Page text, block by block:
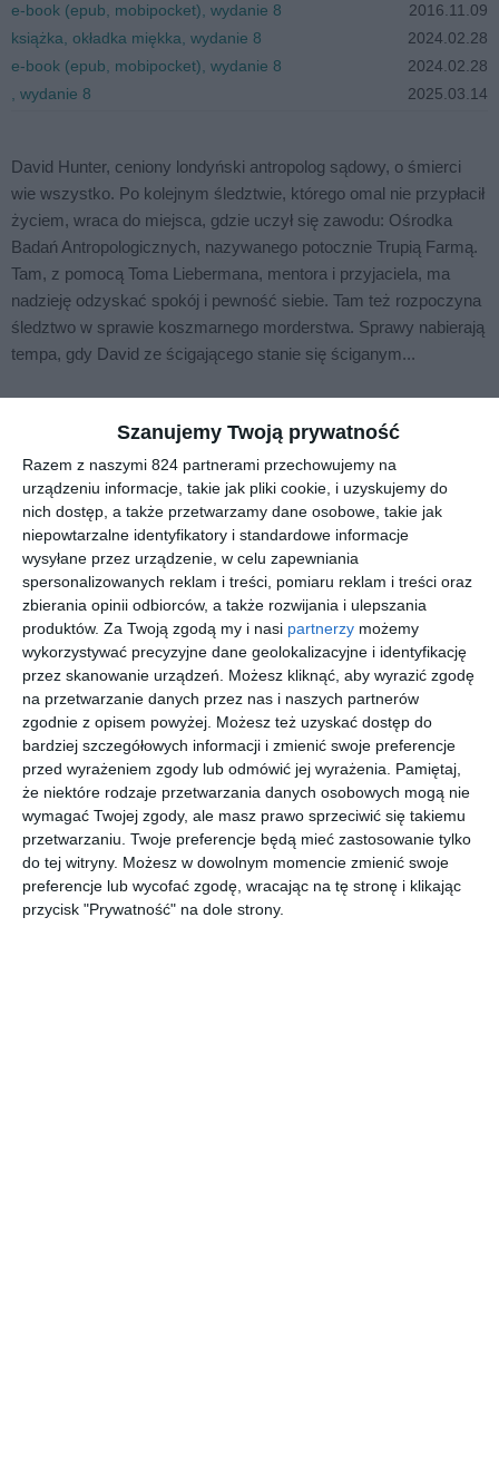
Szanujemy Twoją prywatność
Razem z naszymi 824 partnerami przechowujemy na
urządzeniu informacje, takie jak pliki cookie, i uzyskujemy do
nich dostęp, a także przetwarzamy dane osobowe, takie jak
niepowtarzalne identyfikatory i standardowe informacje
wysyłane przez urządzenie, w celu zapewniania
spersonalizowanych reklam i treści, pomiaru reklam i treści oraz
zbierania opinii odbiorców, a także rozwijania i ulepszania
produktów. Za Twoją zgodą my i nasi partnerzy możemy
wykorzystywać precyzyjne dane geolokalizacyjne i identyfikację
przez skanowanie urządzeń. Możesz kliknąć, aby wyrazić zgodę
na przetwarzanie danych przez nas i naszych partnerów
zgodnie z opisem powyżej. Możesz też uzyskać dostęp do
bardziej szczegółowych informacji i zmienić swoje preferencje
przed wyrażeniem zgody lub odmówić jej wyrażenia.
Pamiętaj,
że niektóre rodzaje przetwarzania danych osobowych mogą nie
wymagać Twojej zgody, ale masz prawo sprzeciwić się takiemu
przetwarzaniu. Twoje preferencje będą mieć zastosowanie tylko
do tej witryny. Możesz w dowolnym momencie zmienić swoje
preferencje lub wycofać zgodę, wracając na tę stronę i klikając
przycisk "Prywatność" na dole strony.
e-book (epub, mobipocket), wydanie 8
2016.11.09
książka, okładka miękka, wydanie 8
2024.02.28
e-book (epub, mobipocket), wydanie 8
2024.02.28
, wydanie 8
2025.03.14
David Hunter, ceniony londyński antropolog sądowy, o śmierci
wie wszystko. Po kolejnym śledztwie, którego omal nie przypłacił
życiem, wraca do miejsca, gdzie uczył się zawodu: Ośrodka
Badań Antropologicznych, nazywanego potocznie Trupią Farmą.
Tam, z pomocą Toma Liebermana, mentora i przyjaciela, ma
nadzieję odzyskać spokój i pewność siebie. Tam też rozpoczyna
śledztwo w sprawie koszmarnego morderstwa. Sprawy nabierają
tempa, gdy David ze ścigającego stanie się ściganym...
Na sąsiedniej półce
[ książka, audiobook,
Zapisane
w
kościach
Simon Beckett
[ książka, audiobook,
Chemia
śmierci
Simon Beckett
[ książka, audiobook,
Zapach
śmierci
Simon Beckett
[ książka, audiobook,
Wołanie
grobu
Simon Beckett
[ książka, audiobook,
e-book ]
Niespokoj
ni zmarli
Simon Beckett
[ książka, e-book ]
Zimne
ognie
Simon Beckett
[ książka, audiobook,
e-book ]
Zagubion
y
Simon Beckett
[ e-book ]
Rany
kamieni
Simon Beckett